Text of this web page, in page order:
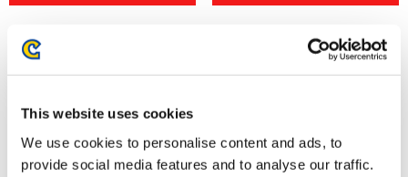
This website uses cookies
We use cookies to personalise content and ads, to
provide social media features and to analyse our traffic.